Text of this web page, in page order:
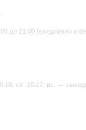
до 21:00 (ежедневно и
сб. 10-17; вс. —